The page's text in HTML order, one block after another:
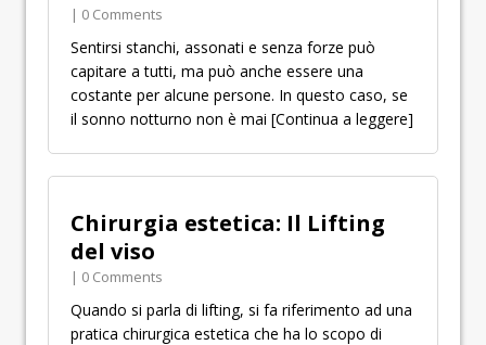
| 0 Comments
Sentirsi stanchi, assonati e senza forze può
capitare a tutti, ma può anche essere una
costante per alcune persone. In questo caso, se
il sonno notturno non è mai [Continua a leggere]
Chirurgia estetica: Il Lifting
del viso
| 0 Comments
Quando si parla di lifting, si fa riferimento ad una
pratica chirurgica estetica che ha lo scopo di